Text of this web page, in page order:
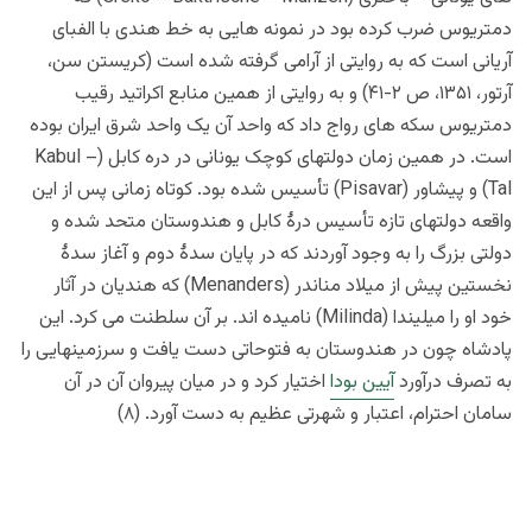
دمتریوس ضرب کرده بود در نمونه هایی به خط هندی با الفبای
آریانی است که به روایتی از آرامی گرفته شده است (کریستن سن،
آرتور، ۱۳۵۱، ص ۲-۴۱) و به روایتی از همین منابع اکراتید رقیب
دمتریوس سکه های رواج داد که واحد آن یک واحد شرق ایران بوده
است. در همین زمان دولتهای کوچک یونانی در دره کابل (Kabul –
Tal) و پیشاور (Pisavar) تأسیس شده بود. کوتاه زمانی پس از این
واقعه دولتهای تازه تأسیس درۀ کابل و هندوستان متحد شده و
دولتی بزرگ را به وجود آوردند که در پایان سدۀ دوم و آغاز سدۀ
نخستین پیش از میلاد مناندر (Menanders) که هندیان در آثار
خود او را میلیندا (Milinda) نامیده اند. بر آن سلطنت می کرد. این
پادشاه چون در هندوستان به فتوحاتی دست یافت و سرزمینهایی را
به تصرف درآوردآیین بودا اختیار کرد و در میان پیروان آن در آن
سامان احترام، اعتبار و شهرتی عظیم به دست آورد. (۸)